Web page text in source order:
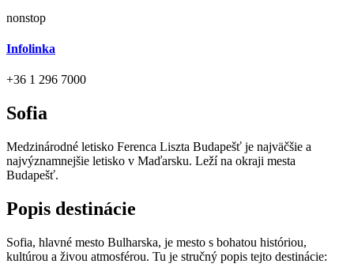
nonstop
Infolinka
+36 1 296 7000
Sofia
Medzinárodné letisko Ferenca Liszta Budapešť je najväčšie a
najvýznamnejšie letisko v Maďarsku. Leží na okraji mesta
Budapešť.
Popis destinácie
Sofia, hlavné mesto Bulharska, je mesto s bohatou históriou,
kultúrou a živou atmosférou. Tu je stručný popis tejto destinácie: